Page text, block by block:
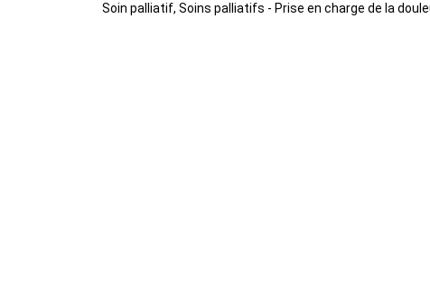
Soin palliatif, Soins palliatifs - Prise en charge de la